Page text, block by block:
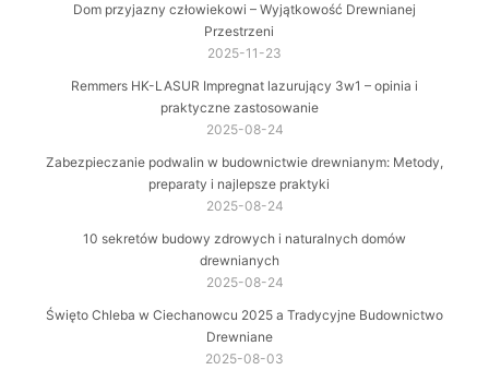
Dom przyjazny człowiekowi – Wyjątkowość Drewnianej
Przestrzeni
2025-11-23
Remmers HK-LASUR Impregnat lazurujący 3w1 – opinia i
praktyczne zastosowanie
2025-08-24
Zabezpieczanie podwalin w budownictwie drewnianym: Metody,
preparaty i najlepsze praktyki
2025-08-24
10 sekretów budowy zdrowych i naturalnych domów
drewnianych
2025-08-24
Święto Chleba w Ciechanowcu 2025 a Tradycyjne Budownictwo
Drewniane
2025-08-03